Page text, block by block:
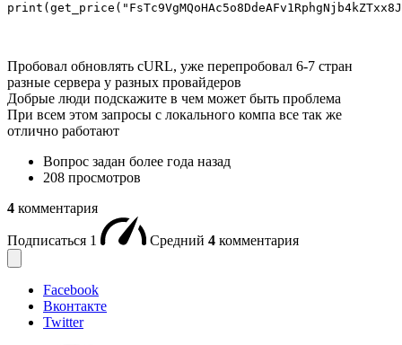
Пробовал обновлять cURL, уже перепробовал 6-7 стран
разные сервера у разных провайдеров
Добрые люди подскажите в чем может быть проблема
При всем этом запросы с локального компа все так же
отлично работают
Вопрос задан более года назад
208 просмотров
4 комментария
Подписаться 1 Средний 4 комментария
Facebook
Вконтакте
Twitter